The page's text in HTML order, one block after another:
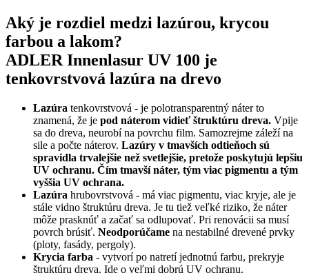
Aký je rozdiel medzi lazúrou, krycou
farbou a lakom?
ADLER Innenlasur UV 100 je
tenkovrstvová lazúra na drevo
Lazúra tenkovrstvová - je polotransparentný náter to
znamená, že je pod náterom vidieť štruktúru dreva. Vpije
sa do dreva, neurobí na povrchu film. Samozrejme záleží na
sile a počte náterov. Lazúry v tmavších odtieňoch sú
spravidla trvalejšie než svetlejšie, pretože poskytujú lepšiu
UV ochranu. Čím tmavší náter, tým viac pigmentu a tým
vyššia UV ochrana.
Lazúra hrubovrstvová - má viac pigmentu, viac kryje, ale je
stále vidno štruktúru dreva. Je tu tiež veľké riziko, že náter
môže prasknúť a začať sa odlupovať. Pri renovácii sa musí
povrch brúsiť. Neodporúčame na nestabilné drevené prvky
(ploty, fasády, pergoly).
Krycia farba - vytvorí po natretí jednotnú farbu, prekryje
štruktúru dreva. Ide o veľmi dobrú UV ochranu.